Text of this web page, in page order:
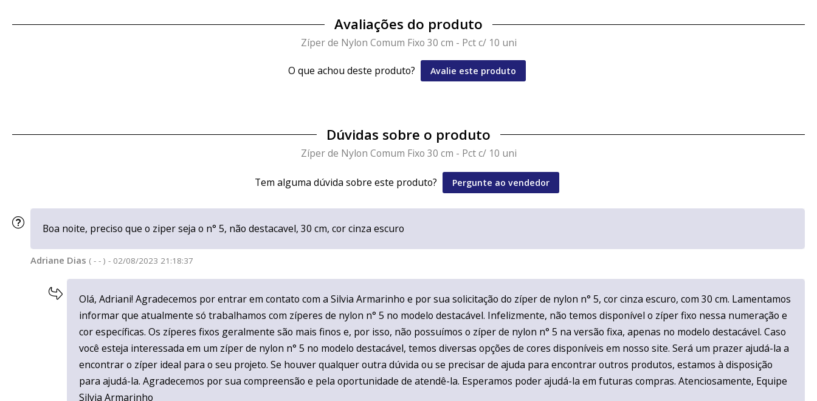
Avaliações do produto
Zíper de Nylon Comum Fixo 30 cm - Pct c/ 10 uni
O que achou deste produto? Avalie este produto
Dúvidas sobre o produto
Zíper de Nylon Comum Fixo 30 cm - Pct c/ 10 uni
Tem alguma dúvida sobre este produto? Pergunte ao vendedor
Boa noite, preciso que o ziper seja o n° 5, não destacavel, 30 cm, cor cinza escuro
Adriane Dias ( - - ) - 02/08/2023 21:18:37
Olá, Adriani! Agradecemos por entrar em contato com a Silvia Armarinho e por sua solicitação do zíper de nylon n° 5, cor cinza escuro, com 30 cm. Lamentamos
informar que atualmente só trabalhamos com zíperes de nylon n° 5 no modelo destacável. Infelizmente, não temos disponível o zíper fixo nessa numeração e
cor específicas. Os zíperes fixos geralmente são mais finos e, por isso, não possuímos o zíper de nylon n° 5 na versão fixa, apenas no modelo destacável. Caso
você esteja interessada em um zíper de nylon n° 5 no modelo destacável, temos diversas opções de cores disponíveis em nosso site. Será um prazer ajudá-la a
encontrar o zíper ideal para o seu projeto. Se houver qualquer outra dúvida ou se precisar de ajuda para encontrar outros produtos, estamos à disposição
para ajudá-la. Agradecemos por sua compreensão e pela oportunidade de atendê-la. Esperamos poder ajudá-la em futuras compras. Atenciosamente, Equipe
Silvia Armarinho